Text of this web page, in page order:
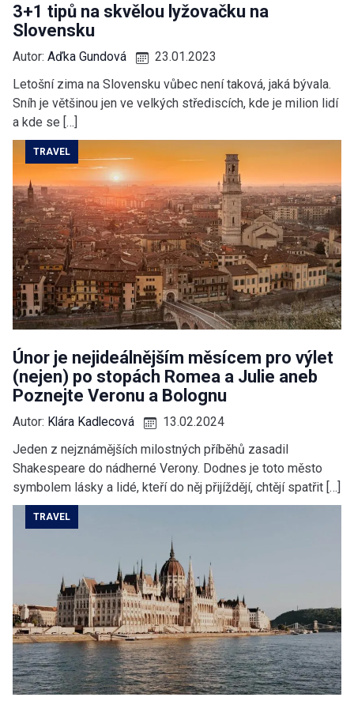
3+1 tipů na skvělou lyžovačku na
Slovensku
Autor: Aďka Gundová
23.01.2023
Letošní zima na Slovensku vůbec není taková, jaká bývala.
Sníh je většinou jen ve velkých střediscích, kde je milion lidí
a kde se […]
TRAVEL
Únor je nejideálnějším měsícem pro výlet
(nejen) po stopách Romea a Julie aneb
Poznejte Veronu a Bolognu
Autor: Klára Kadlecová
13.02.2024
Jeden z nejznámějších milostných příběhů zasadil
Shakespeare do nádherné Verony. Dodnes je toto město
symbolem lásky a lidé, kteří do něj přijíždějí, chtějí spatřit […]
TRAVEL